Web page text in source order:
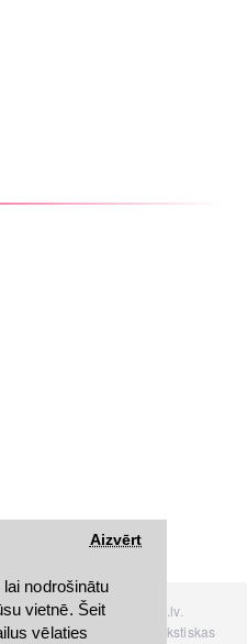
nodrošinātu
vietnē. Šeit
vēlaties
Aizvērt
veikals www.Discomania.lv.
pārpublicēšana, bez rakstiskas